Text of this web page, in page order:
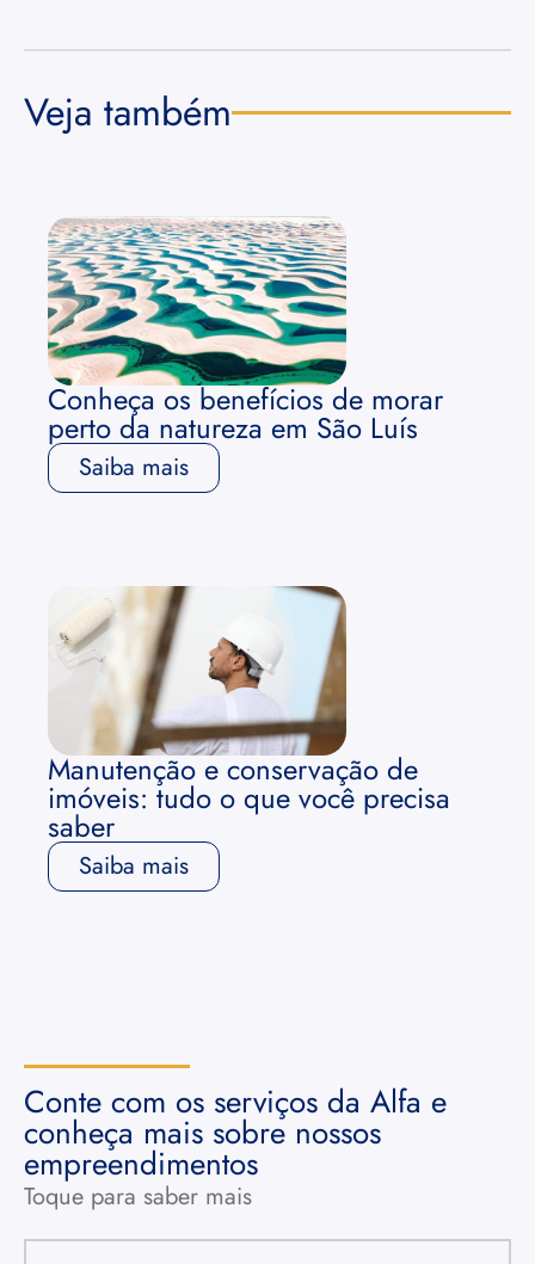
Veja também
Conheça os benefícios de morar
perto da natureza em São Luís
Saiba mais
Manutenção e conservação de
imóveis: tudo o que você precisa
saber
Saiba mais
Conte com os serviços da Alfa e
conheça mais sobre nossos
empreendimentos
Toque para saber mais